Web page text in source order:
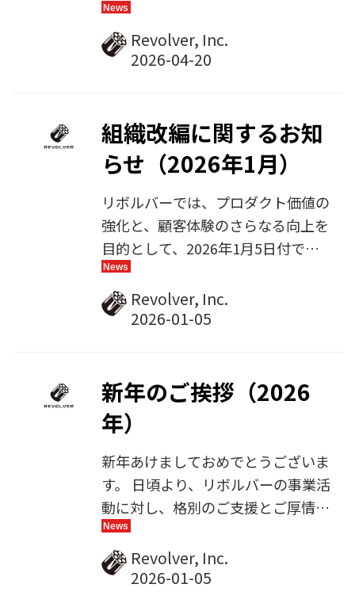
偲ぶ会を執りおこないました。 小
川は、いわゆる“Web2.0”の概念を
いち早く国内に紹介し、それを一大
として広く知られています。 昨年4
月に急逝した故人の一周忌という節
目にあたり、生前お世話になった皆
さまとともにその足跡を振り返るべ
く、本会を企画いたしました。 現
在のリボルバーを支える社員や株主
の皆様をはじめ、起業家時代を共に
したかつてのビジネスパートナー、
そして公私ともに親交の深かった長
Revolver, Inc.
組織改編に関するお知
らせ（2026年1月）
リボルバーでは、プロダクト価値の
強化と、顧客体験のさらなる向上を
目的として、2026年1月5日付で組
織改編を実施いたしました。 本改
編では、これまでの事業運営の中で
培ってきた知見や役割を整理し、よ
ています。 新旧体制について ▼旧
体制 経営管理本部 開発本部 プロダ
クト＆プラットフォームビジネス本
部 メディアビジネス本部 ▼新体制
経営管理本部 開発本部 プロダクト
＆マーケティング本部 CS本部 プロ
ダクト＆マーケティング本部の設置
旧メディアビジネス本部と、旧プロ
ダクト＆プラットフォームビジネス
Revolver, Inc.
新年のご挨拶（2026
年）
新年あけましておめでとうございま
す。 日頃より、リボルバーの事業活
動に対し、格別のご支援とご厚情を
賜り、心より御礼申し上げます。 旧
年は、前代表取締役であった小川浩
の急逝という出来事もあり、当社に
Revolver, Inc.